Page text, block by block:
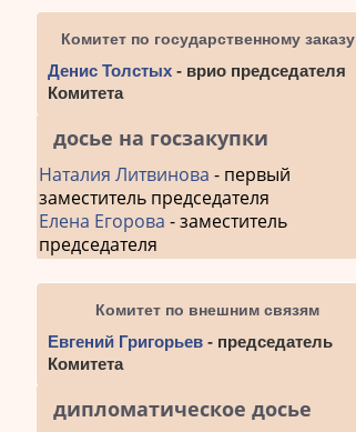
Комитет по государственному заказу
Денис Толстых - врио председателя
Комитета
досье на госзакупки
Наталия Литвинова - первый
заместитель председателя
Елена Егорова - заместитель
председателя
Комитет по внешним связям
Евгений Григорьев - председатель
Комитета
дипломатическое досье